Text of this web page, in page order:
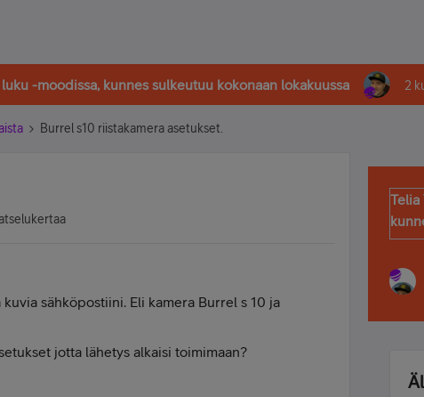
-moodissa, kunnes sulkeutuu kokonaan lokakuussa 2
Burrel s10 riistakamera asetukset.
sähköpostiini. Eli kamera Burrel s 10 ja
jotta lähetys alkaisi toimimaan?
Telia